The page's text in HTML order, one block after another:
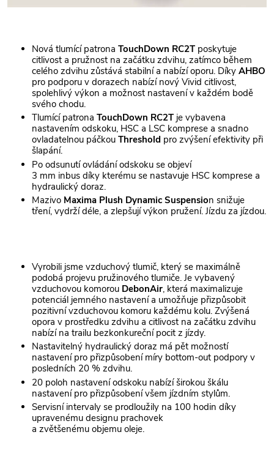
Nová tlumící patrona TouchDown RC2T poskytuje
citlivost a pružnost na začátku zdvihu, zatímco během
celého zdvihu zůstává stabilní a nabízí oporu. Díky AHBO
pro podporu v dorazech nabízí nový Vivid citlivost,
spolehlivý výkon a možnost nastavení v každém bodě
svého chodu.
Tlumící patrona TouchDown RC2T je vybavena
nastavením odskoku, HSC a LSC komprese a snadno
ovladatelnou páčkou Threshold pro zvýšení efektivity při
šlapání.
Po odsunutí ovládání odskoku se objeví
3 mm inbus díky kterému se nastavuje HSC komprese a
hydraulický doraz.
Mazivo Maxima Plush Dynamic Suspension snižuje
tření, vydrží déle, a zlepšují výkon pružení. Jízdu za jízdou.
Vyrobili jsme vzduchový tlumič, který se maximálně
podobá projevu pružinového tlumiče. Je vybavený
vzduchovou komorou DebonAir, která maximalizuje
potenciál jemného nastavení a umožňuje přizpůsobit
pozitivní vzduchovou komoru každému kolu. Zvýšená
opora v prostředku zdvihu a citlivost na začátku zdvihu
nabízí na trailu bezkonkureční pocit z jízdy.
Nastavitelný hydraulický doraz má pět možností
nastavení pro přizpůsobení míry bottom-out podpory v
posledních 20 % zdvihu.
20 poloh nastavení odskoku nabízí širokou škálu
nastavení pro přizpůsobení všem jízdním stylům.
Servisní intervaly se prodloužily na 100 hodin díky
upravenému designu prachovek
a zvětšenému objemu oleje.